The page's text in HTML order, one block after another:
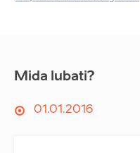
Mida lubati?
01.01.2016